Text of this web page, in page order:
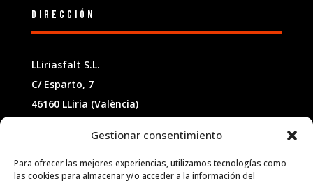
Gestionar consentimiento
Para ofrecer las mejores experiencias, utilizamos tecnologías como
las cookies para almacenar y/o acceder a la información del
Dirección
LLiriasfalt S.L.
C/ Esparto, 7
46160 LLiria (València)
Aviso Legal